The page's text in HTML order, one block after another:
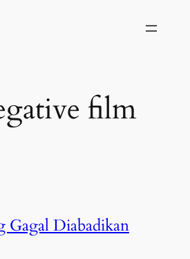
film
Gagal Diabadikan